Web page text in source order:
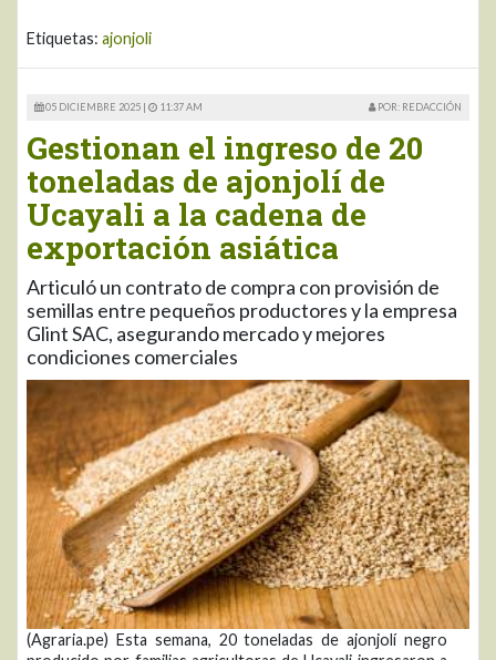
Etiquetas: ajonjoli
05 DICIEMBRE 2025 | 11:37 AM POR: REDACCIÓN
Gestionan el ingreso de 20
toneladas de ajonjolí de
Ucayali a la cadena de
exportación asiática
Articuló un contrato de compra con provisión de
semillas entre pequeños productores y la empresa
Glint SAC, asegurando mercado y mejores
condiciones comerciales
(Agraria.pe) Esta semana, 20 toneladas de ajonjolí negro